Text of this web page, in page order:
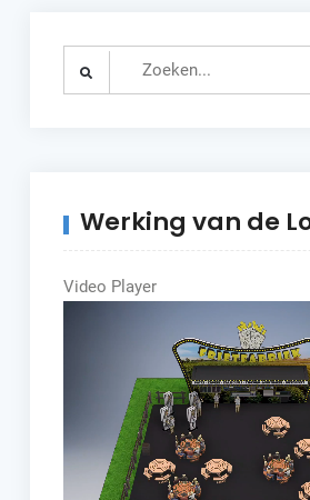
Search
Werking van de
Video Player